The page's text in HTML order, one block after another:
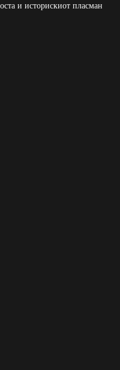
и историскиот пласман